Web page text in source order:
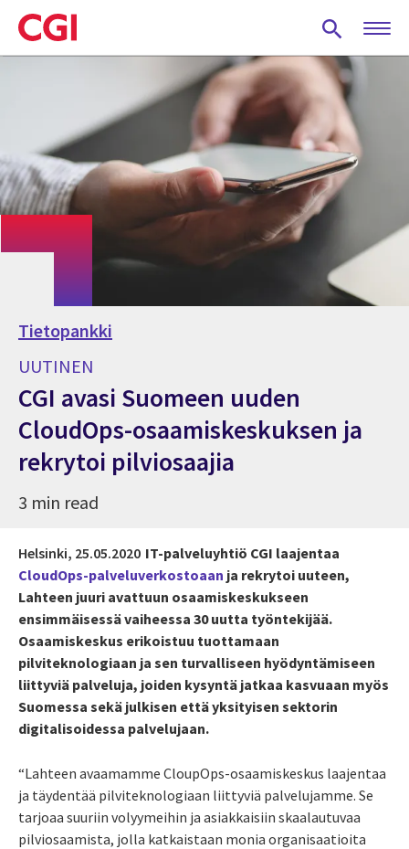
Skip
to
main
Tietopankki
UUTINEN
CGI avasi Suomeen uuden
CloudOps-osaamiskeskuksen ja
rekrytoi pilviosaajia
3 min read
Helsinki, 25.05.2020 IT-palveluyhtiö CGI laajentaa
CloudOps-palveluverkostoaan ja rekrytoi uuteen,
Lahteen juuri avattuun osaamiskeskukseen
ensimmäisessä vaiheessa 30 uutta työntekijää.
Osaamiskeskus erikoistuu tuottamaan
pilviteknologiaan ja sen turvalliseen hyödyntämiseen
liittyviä palveluja, joiden kysyntä jatkaa kasvuaan myös
Suomessa sekä julkisen että yksityisen sektorin
digitalisoidessa palvelujaan.
“Lahteen avaamamme CloupOps-osaamiskeskus laajentaa
ja täydentää pilviteknologiaan liittyviä palvelujamme. Se
tarjoaa suuriin volyymeihin ja asiakkaisiin skaalautuvaa
pilviosaamista, jolla katkaistaan monia organisaatioita